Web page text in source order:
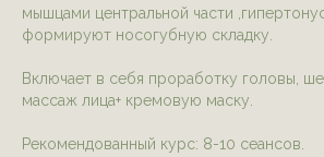
мышцами центральной части
формируют носогубную складку.
Включает в себя проработку головы,
массаж лица+ кремовую маску.
Рекомендованный курс: 8-10 сеансов.